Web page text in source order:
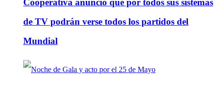
Cooperativa anunció que por todos sus sistemas
de TV podrán verse todos los partidos del
Mundial